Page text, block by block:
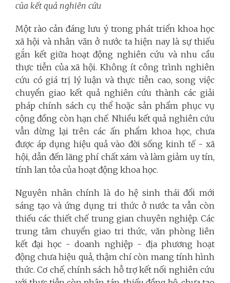
của kết quả nghiên cứu
Một rào cản đáng lưu ý trong phát triển khoa học
xã hội và nhân văn ở nước ta hiện nay là sự thiếu
gắn kết giữa hoạt động nghiên cứu và nhu cầu
thực tiễn của xã hội. Không ít công trình nghiên
cứu có giá trị lý luận và thực tiễn cao, song việc
chuyển giao kết quả nghiên cứu thành các giải
pháp chính sách cụ thể hoặc sản phẩm phục vụ
cộng đồng còn hạn chế. Nhiều kết quả nghiên cứu
vẫn dừng lại trên các ấn phẩm khoa học, chưa
được áp dụng hiệu quả vào đời sống kinh tế - xã
hội, dẫn đến lãng phí chất xám và làm giảm uy tín,
tính lan tỏa của hoạt động khoa học.
Nguyên nhân chính là do hệ sinh thái đổi mới
sáng tạo và ứng dụng tri thức ở nước ta vẫn còn
thiếu các thiết chế trung gian chuyên nghiệp. Các
trung tâm chuyển giao tri thức, văn phòng liên
kết đại học - doanh nghiệp - địa phương hoạt
động chưa hiệu quả, thậm chí còn mang tính hình
thức. Cơ chế, chính sách hỗ trợ kết nối nghiên cứu